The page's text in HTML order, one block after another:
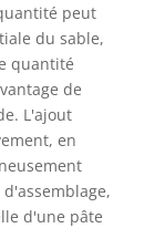
peut
du sable,
quantité
de
L'ajout
en
d'une pâte